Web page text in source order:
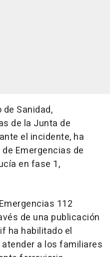
Sanidad,
de la Junta de
el incidente, ha
Emergencias de
en fase 1,
112
de una publicación
ha habilitado el
a los familiares